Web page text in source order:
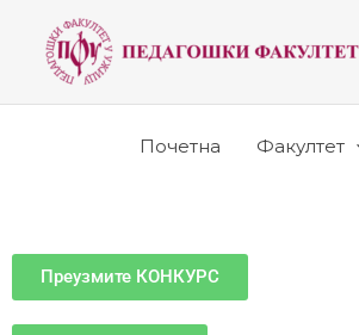
Почетна Факултет
Преузмите КОНКУРС